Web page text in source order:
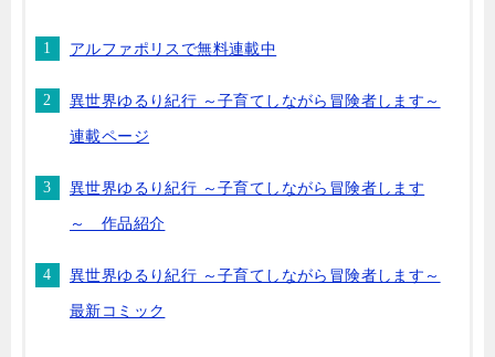
アルファポリスで無料連載中
異世界ゆるり紀行 ～子育てしながら冒険者します～
連載ページ
異世界ゆるり紀行 ～子育てしながら冒険者します
～ 作品紹介
異世界ゆるり紀行 ～子育てしながら冒険者します～
最新コミック